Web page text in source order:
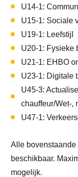
U14-1:
U15-1: Sociale
U19-1: Leefstijl
U20-1: Fysieke
U21-1: EHBO
U23-1: Digitale
U45-3:
chauffeur/Wet-,
U47-1:
Alle
beschikbaar.
mogelijk.